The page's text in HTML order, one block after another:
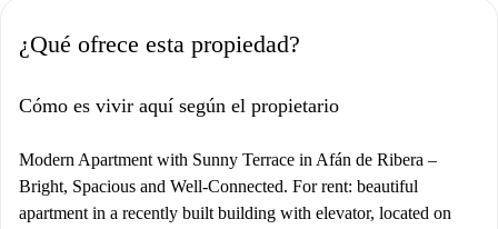
¿Qué ofrece esta propiedad?
Cómo es vivir aquí según el propietario
Modern Apartment with Sunny Terrace in Afán de Ribera –
Bright, Spacious and Well-Connected. For rent: beautiful
apartment in a recently built building with elevator, located on